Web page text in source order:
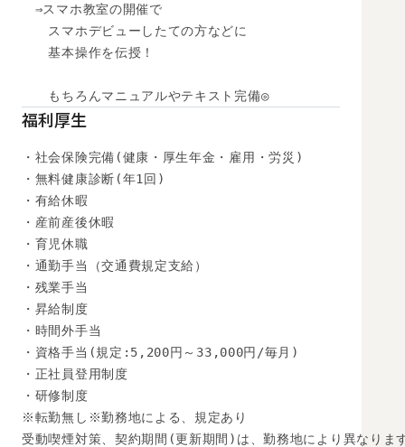
⇒スマホ教室の開催で
スマホデビューしたての方などに
基本操作を伝授！
もちろんマニュアルやテキスト完備◎
福利厚生
・社会保険完備(健康・厚生年金・雇用・労災)
・無料健康診断(年1回)
・有給休暇
・産前産後休暇
・育児休職
・通勤手当（交通費規定支給）
・残業手当
・昇給制度
・時間外手当
・資格手当(規定:5,200円～33,000円/毎月)
・正社員登用制度
・研修制度
※転勤無し※勤務地による、規定あり
受動喫煙対策、契約期間(更新期間)は、勤務地により異なりま